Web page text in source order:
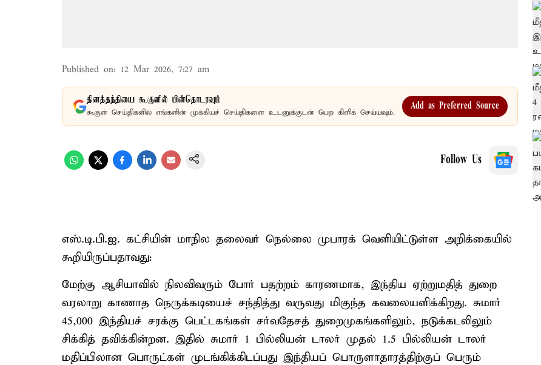
Published on: 12 Mar 2026, 7:27 am
தினத்தந்தியை கூகுளில் பின்தொடரவும்
கூகுள் செய்திகளில் எங்களின் முக்கியச் செய்திகளை உடனுக்குடன் பெற கிளிக் செய்யவும்.
Add as Preferred Source
Follow Us
எஸ்.டி.பி.ஐ. கட்சியின் மாநில தலைவர் நெல்லை முபாரக் வெளியிட்டுள்ள அறிக்கையில்
கூறியிருப்பதாவது:
மேற்கு ஆசியாவில் நிலவிவரும் போர் பதற்றம் காரணமாக, இந்திய ஏற்றுமதித் துறை
வரலாறு காணாத நெருக்கடியைச் சந்தித்து வருவது மிகுந்த கவலையளிக்கிறது. சுமார்
45,000 இந்தியச் சரக்கு பெட்டகங்கள் சர்வதேசத் துறைமுகங்களிலும், நடுக்கடலிலும்
சிக்கித் தவிக்கின்றன. இதில் சுமார் 1 பில்லியன் டாலர் முதல் 1.5 பில்லியன் டாலர்
மதிப்பிலான பொருட்கள் முடங்கிக்கிடப்பது இந்தியப் பொருளாதாரத்திற்குப் பெரும்